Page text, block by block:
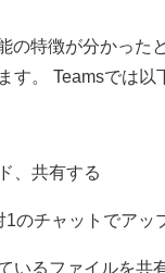
の特徴が分かった
す。 Teamsでは
、共有する
のチャットでアッ
いるファイルを共